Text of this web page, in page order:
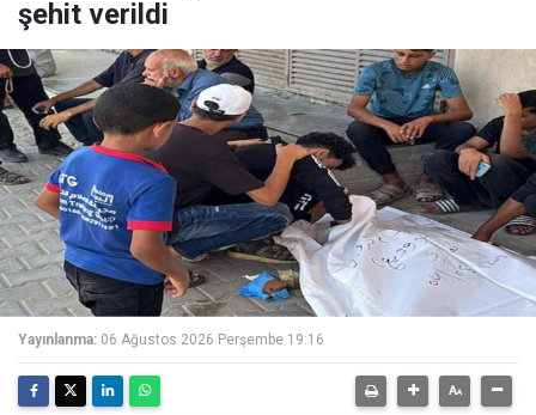
şehit verildi
Yayınlanma: 06 Ağustos 2026 Perşembe 19:16